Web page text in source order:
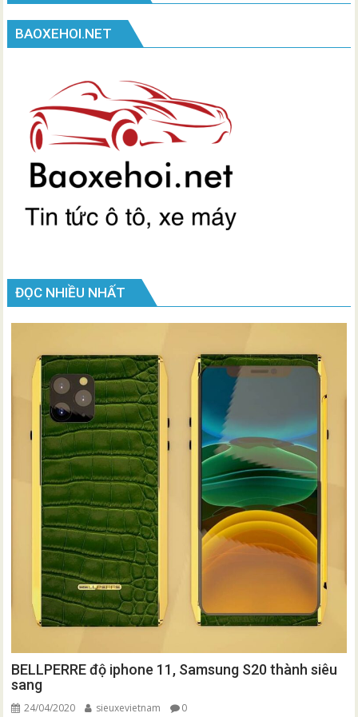
BAOXEHOI.NET
ĐỌC NHIỀU NHẤT
BELLPERRE độ iphone 11, Samsung S20 thành siêu
sang
24/04/2020 sieuxevietnam 0